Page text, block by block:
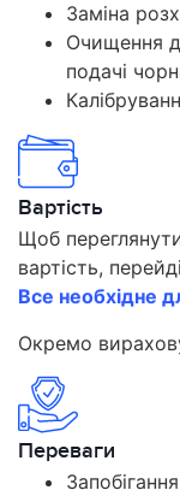
Заміна
Очищення
подачі
Вартість
Щоб
вартість,
Все необхідне
Окремо
Переваги